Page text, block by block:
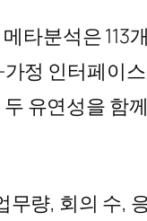
분석은 113
정 인터페이
유연성을 함
량, 회의 수,